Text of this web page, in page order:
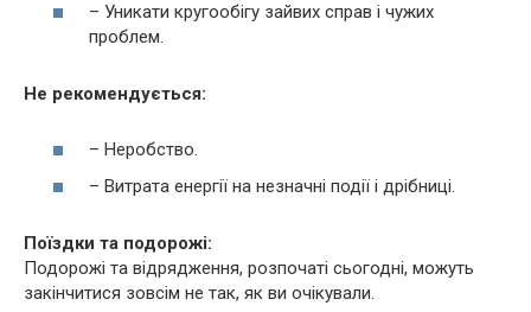
– Уникати кругообігу зайвих справ і чужих
проблем.
Не рекомендується:
– Неробство.
– Витрата енергії на незначні події і дрібниці.
Поїздки та подорожі:
Подорожі та відрядження, розпочаті сьогодні, можуть
закінчитися зовсім не так, як ви очікували.